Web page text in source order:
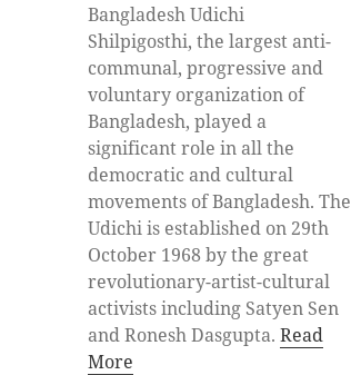
Bangladesh Udichi
Shilpigosthi, the largest anti-
communal, progressive and
voluntary organization of
Bangladesh, played a
significant role in all the
democratic and cultural
movements of Bangladesh. The
Udichi is established on 29th
October 1968 by the great
revolutionary-artist-cultural
activists including Satyen Sen
and Ronesh Dasgupta.Read
More